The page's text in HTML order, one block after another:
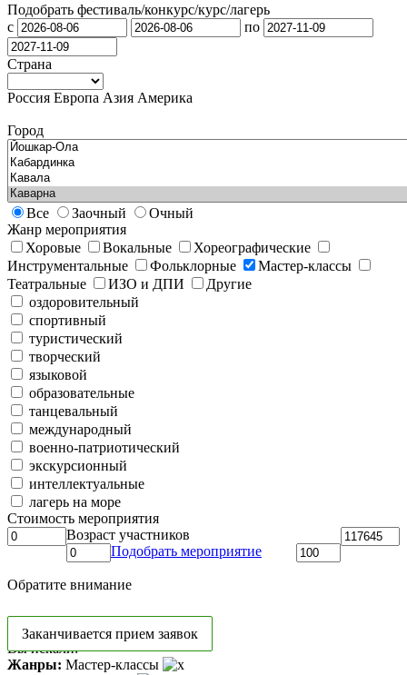
Подобрать фестиваль/конкурс/курс/лагерь
с
по
Страна
Россия Европа Азия Америка
Город
Все Заочный
Очный
Жанр мероприятия
Хоровые
Вокальные
Хореографические
Инструментальные
Фольклорные
Мастер-классы
Театральные
ИЗО и ДПИ
Другие
оздоровительный
спортивный
туристический
творческий
языковой
образовательные
танцевальный
международный
военно-патриотический
экскурсионный
интеллектуальные
лагерь на море
Стоимость мероприятия
Возраст участников
Подобрать мероприятие
Обратите внимание
Заканчивается прием заявок
Вы искали:
Жанры: Мастер-классы